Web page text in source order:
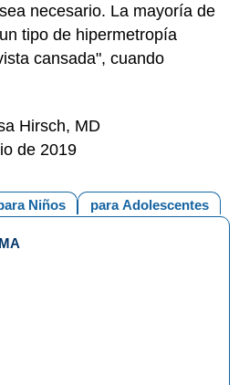
necesario. La mayoría de
tipo de hipermetropía
cansada", cuando
Hirsch, MD
de 2019
para Adolescentes
Niños